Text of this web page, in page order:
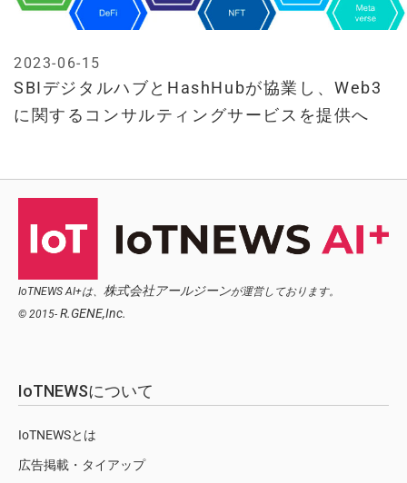
SBIデジタルハブとHashHubが協業し、Web3
に関するコンサルティングサービスを提供へ
2023-06-15
IoTNEWS AI+は、 株式会社アールジーンが運営しております。
© 2015- R.GENE,Inc.
IoTNEWSについて
IoTNEWSとは
広告掲載・タイアップ